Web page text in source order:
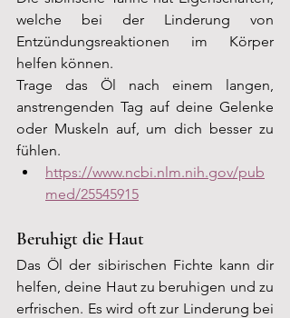
welche bei der Linderung von
Entzündungsreaktionen im Körper
helfen können.
Trage das Öl nach einem langen,
anstrengenden Tag auf deine Gelenke
oder Muskeln auf, um dich besser zu
fühlen.
https://www.ncbi.nlm.nih.gov/pub
med/25545915
Beruhigt die Haut
Das Öl der sibirischen Fichte kann dir
helfen, deine Haut zu beruhigen und zu
erfrischen. Es wird oft zur Linderung bei